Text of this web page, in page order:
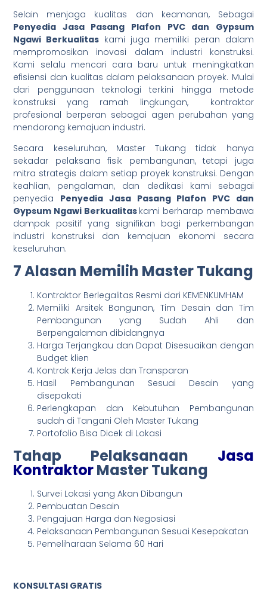
Selain menjaga kualitas dan keamanan, Sebagai
Penyedia Jasa Pasang Plafon PVC dan Gypsum
Ngawi Berkualitas kami juga memiliki peran dalam
mempromosikan inovasi dalam industri konstruksi.
Kami selalu mencari cara baru untuk meningkatkan
efisiensi dan kualitas dalam pelaksanaan proyek. Mulai
dari penggunaan teknologi terkini hingga metode
konstruksi yang ramah lingkungan, kontraktor
profesional berperan sebagai agen perubahan yang
mendorong kemajuan industri.
Secara keseluruhan, Master Tukang tidak hanya
sekadar pelaksana fisik pembangunan, tetapi juga
mitra strategis dalam setiap proyek konstruksi. Dengan
keahlian, pengalaman, dan dedikasi kami sebagai
penyedia Penyedia Jasa Pasang Plafon PVC dan
Gypsum Ngawi Berkualitas kami berharap membawa
dampak positif yang signifikan bagi perkembangan
industri konstruksi dan kemajuan ekonomi secara
keseluruhan.
7 Alasan Memilih Master Tukang
Kontraktor Berlegalitas Resmi dari KEMENKUMHAM
Memiliki Arsitek Bangunan, Tim Desain dan Tim
Pembangunan yang Sudah Ahli dan
Berpengalaman dibidangnya
Harga Terjangkau dan Dapat Disesuaikan dengan
Budget klien
Kontrak Kerja Jelas dan Transparan
Hasil Pembangunan Sesuai Desain yang
disepakati
Perlengkapan dan Kebutuhan Pembangunan
sudah di Tangani Oleh Master Tukang
Portofolio Bisa Dicek di Lokasi
Tahap Pelaksanaan Jasa
KontraktorMaster Tukang
Survei Lokasi yang Akan Dibangun
Pembuatan Desain
Pengajuan Harga dan Negosiasi
Pelaksanaan Pembangunan Sesuai Kesepakatan
Pemeliharaan Selama 60 Hari
KONSULTASI GRATIS